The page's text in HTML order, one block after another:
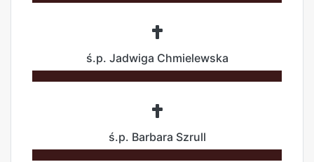
ś.p. Jadwiga Chmielewska
ś.p. Barbara Szrull